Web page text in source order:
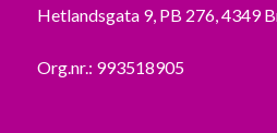
Hetlandsgata 9, PB 276, 4349
Org.nr.: 993518905